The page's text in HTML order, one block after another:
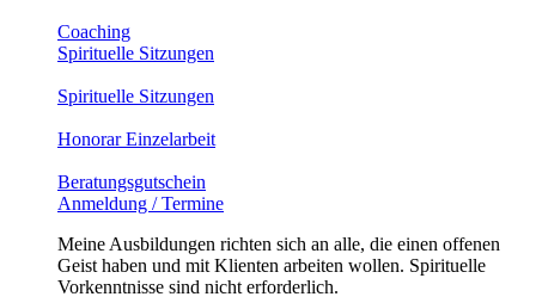
Coaching
Spirituelle Sitzungen
Spirituelle Sitzungen
Honorar Einzelarbeit
Beratungsgutschein
Anmeldung / Termine
Meine Ausbildungen richten sich an alle, die einen offenen
Geist haben und mit Klienten arbeiten wollen. Spirituelle
Vorkenntnisse sind nicht erforderlich.